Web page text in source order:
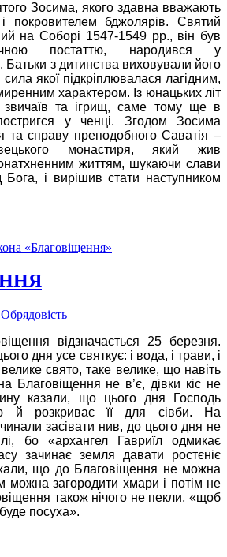
Зосима, якого здавна вважають
покровителем бджолярів. Святий
на Соборі 1547-1549 рр., він був
постаттю, народився у
Батьки з дитинства виховували його
сила якої підкріплювалася лагідним,
характером. Із юнацьких літ
звичаїв та ігрищ, саме тому ще в
у ченці. Згодом Зосима
та справу преподобного Саватія –
монастиря, який жив
життям, шукаючи слави
і вирішив стати наступником
«Благовіщення»
відзначається 25 березня.
дня усе святкує: і вода, і трави, і
свято, таке велике, що навіть
Благовіщення не в’є, дівки кіс не
казали, що цього дня Господь
й розкриває її для сівби. На
засівати нив, до цього дня не
бо «архангел Гавриїл одмикає
зачинає земля давати ростєніє
що до Благовіщення не можна
можна загородити хмари і потім не
також нічого не пекли, «щоб
посуха».